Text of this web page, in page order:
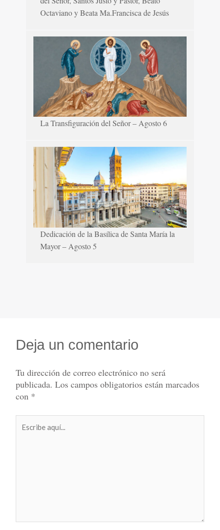
Octaviano y Beata Ma.Francisca de Jesús
La Transfiguración del Señor – Agosto 6
Dedicación de la Basílica de Santa María la
Mayor – Agosto 5
Deja un comentario
Tu dirección de correo electrónico no será
publicada. Los campos obligatorios están marcados
con *
aquí...